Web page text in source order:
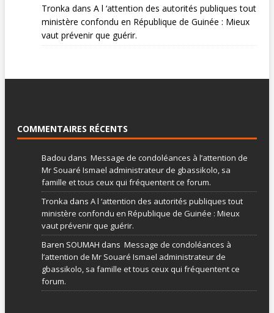
Tronka dans A l ‘attention des autorités publiques tout
ministère confondu en République de Guinée : Mieux
vaut prévenir que guérir.
COMMENTAIRES RÉCENTS
Badou dans Message de condoléances à l’attention de
Mr Souaré Ismael administrateur de gbassikolo, sa
famille et tous ceux qui fréquentent ce forum.
Tronka dans A l ‘attention des autorités publiques tout
ministère confondu en République de Guinée : Mieux
vaut prévenir que guérir.
Baren SOUMAH dans Message de condoléances à
l’attention de Mr Souaré Ismael administrateur de
gbassikolo, sa famille et tous ceux qui fréquentent ce
forum.